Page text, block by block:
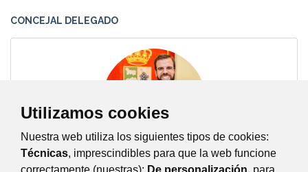
Utilizamos cookies
Nuestra web utiliza los siguientes tipos de cookies:
Técnicas, imprescindibles para que la web funcione
correctamente (nuestras); De personalización, para
CONCEJAL DELEGADO